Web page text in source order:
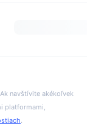
navštívite akékoľvek
platformami,
.